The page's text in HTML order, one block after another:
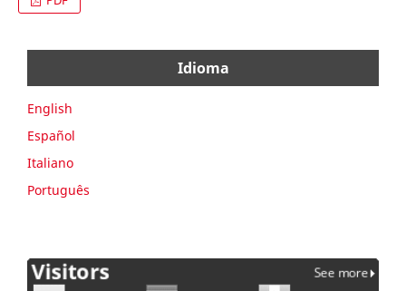
Idioma
English
Español
Italiano
Português